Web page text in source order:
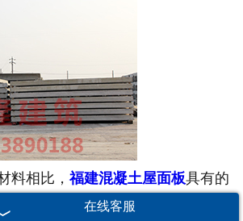
相比， 福建混凝土屋面板具有的
法比拟的，因此在一些地震频发的
在线客服